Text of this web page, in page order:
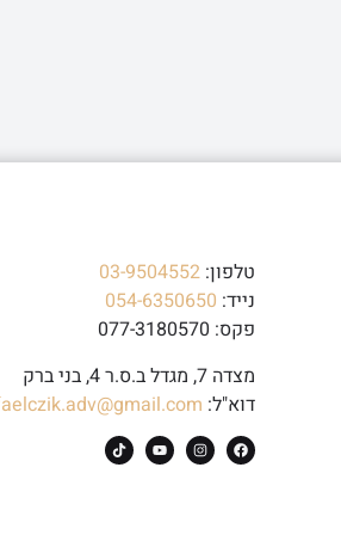
טלפון: 03-9504552
נייד: 054-6350650
פקס: 077-3180570
מצדה 7, מגדל ב.ס.ר 4, בני ברק
דוא"ל: